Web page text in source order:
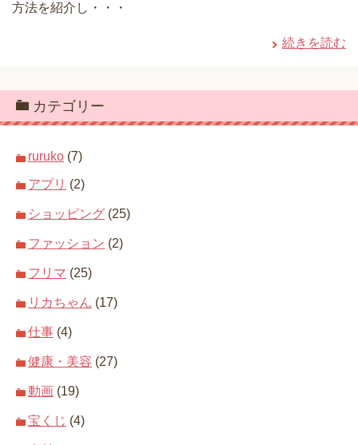
方法を紹介し・・・
続きを読む
カテゴリー
ruruko (7)
アプリ (2)
ショッピング (25)
ファッション (2)
フリマ (25)
リカちゃん (17)
仕事 (4)
健康・美容 (27)
動画 (19)
宝くじ (4)